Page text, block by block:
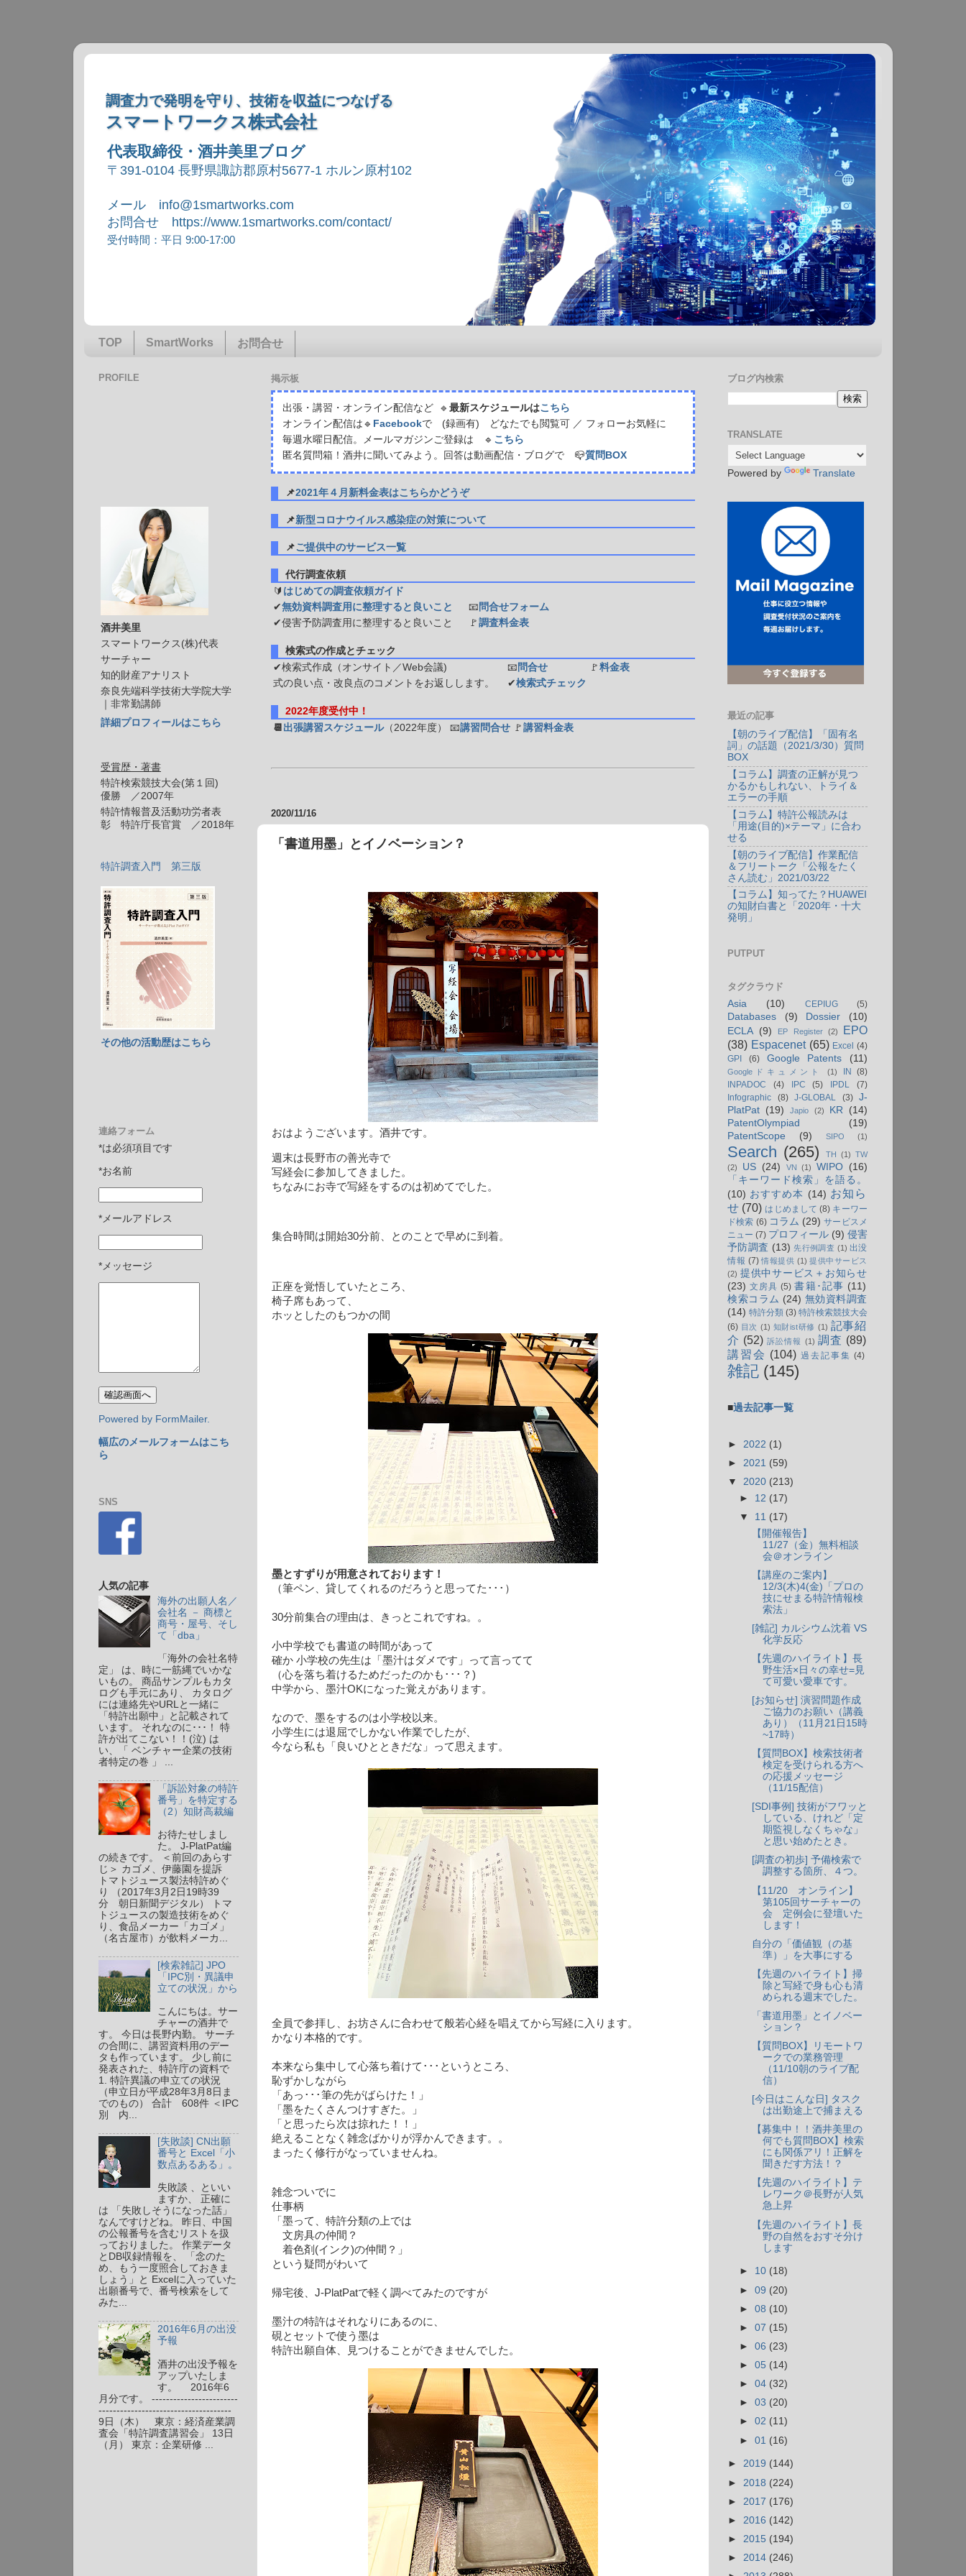
調査力で発明を守り、技術を収益につなげる
スマートワークス株式会社
代表取締役・酒井美里ブログ
〒391-0104 長野県諏訪郡原村5677-1 ホルン原村102
メール info@1smartworks.com
お問合せ https://www.1smartworks.com/contact/
受付時間：平日 9:00-17:00
TOP SmartWorks お問合せ
掲示板
出張・講習・オンライン配信など 🔹 最新スケジュールはこちら
オンライン配信は🔹 Facebookで (録画有) どなたでも閲覧可 ／ フォローお気軽に
毎週水曜日配信。メールマガジンご登録は 🔹 こちら
匿名質問箱！酒井に聞いてみよう。回答は動画配信・ブログで 📪質問BOX
📌2021年４月新料金表はこちらかどうぞ
📌新型コロナウイルス感染症の対策について
📌ご提供中のサービス一覧
代行調査依頼
🔰 はじめての調査依頼ガイド
✔無効資料調査用に整理すると良いこと 📧 問合せフォーム
✔侵害予防調査用に整理すると良いこと
🚩 調査料金表
検索式の作成とチェック
✔検索式作成（オンサイト／Web会議)
📧 問合せ 🚩 料金表
式の良い点・改良点のコメントをお返しします。
✔検索式チェック
2022年度受付中！
📆 出張講習スケジュール（2022年度） 📧講習問合せ 🚩 講習料金表
2020/11/16
「書道用墨」とイノベーション？
おはようございます。酒井です。
週末は長野市の善光寺で
写経会に参加してきました。
ちなみにお寺で写経をするのは初めてでした。
集合時間は開始30分前、とのことで早めに到着。
正座を覚悟していたところ、
椅子席もあって、
ホッとしたのもつかの間
墨とすずりが用意されております！
（筆ペン、貸してくれるのだろうと思ってた･･･）
30分前集合の理由は、きっとこれですね。。
小中学校でも書道の時間があって
確か 小学校の先生は「墨汁はダメです」って言ってて
（心を落ち着けるためだったのかも･･･？)
中学から、墨汁OKになった覚えがあります。
なので、墨をするのは小学校以来。
小学生には退屈でしかない作業でしたが、
今なら私も「良いひとときだな」って思えます。
全員で参拝し、お坊さんに合わせて般若心経を唱えてから写経に入ります。
かなり本格的です。
本来なら集中して心落ち着けて･･･というところ、
恥ずかしながら
「あっ･･･筆の先がばらけた！」
「墨をたくさんつけすぎた。」
「と思ったら次は掠れた！！」
絶えることなく雑念ばかりが浮かんできます。。
まったく修行がなっていませんね。
雑念ついでに
仕事柄
「墨って、特許分類の上では
文房具の仲間？
着色剤(インク)の仲間？」
という疑問がわいて
帰宅後、J-PlatPatで軽く調べてみたのですが
墨汁の特許はそれなりにあるのに、
硯とセットで使う墨は
特許出願自体、見つけることができませんでした。
PROFILE
酒井美里
スマートワークス(株)代表
サーチャー
知的財産アナリスト
奈良先端科学技術大学院大学
｜非常勤講師
詳細プロフィールはこちら
受賞歴・著書
特許検索競技大会(第１回)
優勝 ／2007年
特許情報普及活動功労者表
彰 特許庁長官賞 ／2018年
特許調査入門 第三版
その他の活動歴はこちら
連絡フォーム
*は必須項目です
*お名前
*メールアドレス
*メッセージ
Powered by FormMailer.
幅広のメールフォームはこち
ら
SNS
人気の記事
海外の出願人名／
会社名 － 商標と
商号・屋号、そし
て「dba」
「海外の会社名特
定」 は、時に一筋縄でいかな
いもの。 商品サンプルもカタ
ログも手元にあり、 カタログ
には連絡先やURLと一緒に
「特許出願中」と記載されて
います。 それなのに･･･！ 特
許が出てこない！！(泣) は
い、「 ベンチャー企業の技術
者特定の巻 」 ...
「訴訟対象の特許
番号」を特定する
（2）知財高裁編
お待たせしまし
た。 J-PlatPat編
の続きです。 ＜前回のあらす
じ＞ カゴメ、伊藤園を提訴
トマトジュース製法特許めぐ
り （2017年3月2日19時39
分 朝日新聞デジタル） トマ
トジュースの製造技術をめぐ
り、食品メーカー「カゴメ」
（名古屋市）が飲料メーカ...
[検索雑記] JPO
「IPC別・異議申
立ての状況」から
こんにちは。サー
チャーの酒井で
す。 今日は長野内勤。 サーチ
の合間に、講習資料用のデー
タも作っています。 少し前に
発表された、特許庁の資料で
1. 特許異議の申立ての状況
（申立日が平成28年3月8日ま
でのもの） 合計 608件 ＜IPC
別 内...
[失敗談] CN出願
番号と Excel「小
数点あるある」。
失敗談 、といい
ますか、 正確に
は 「失敗しそうになった話」
なんですけどね。 昨日、中国
の公報番号を含むリストを扱
っておりました。 作業データ
とDB収録情報を、 「念のた
め、もう一度照合しておきま
しょう」と Excelに入っていた
出願番号で、番号検索をして
みた...
2016年6月の出没
予報
酒井の出没予報を
アップいたしま
す。 2016年6
月分です。 ------------------------
-------------------------------------
9日（木） 東京：経済産業調
査会「特許調査講習会」 13日
（月） 東京：企業研修 ...
ブログ内検索
TRANSLATE
Powered by Translate
最近の記事
【朝のライブ配信】「固有名
詞」の話題（2021/3/30）質問
BOX
【コラム】調査の正解が見つ
かるかもしれない、トライ＆
エラーの手順
【コラム】特許公報読みは
「用途(目的)×テーマ」に合わ
せる
【朝のライブ配信】作業配信
＆フリートーク「公報をたく
さん読む」2021/03/22
【コラム】知ってた？HUAWEI
の知財白書と「2020年・十大
発明」
PUTPUT
タグクラウド
Asia
(10) CEPIUG (5)
Databases (9) Dossier
(10)
ECLA (9) EP Register (2)
EPO
(38) Espacenet (65) Excel (4)
GPI
(6) Google Patents (11)
Googleドキュメント (1) IN
(8)
INPADOC
(4) IPC (5) IPDL
(7)
Infographic
(8) J-GLOBAL (3)
J-
PlatPat (19) Japio (2) KR
(14)
PatentOlympiad
(19)
PatentScope
(9) SIPO (1)
Search (265) TH (1) TW
(2)
US (24) VN (1) WIPO (16)
「キーワード検索」を語る。
(10) おすすめ本 (14) お知ら
せ (70) はじめまして (8) キーワー
ド検索 (6) コラム (29) サービスメ
ニュー (7) プロフィール (9) 侵害
予防調査 (13) 先行例調査 (1) 出没
情報 (7) 情報提供 (1) 提供中サービス
(2) 提供中サービス＋お知らせ
(23) 文房具 (5) 書籍･記事 (11)
検索コラム (24) 無効資料調査
(14) 特許分類 (3) 特許検索競技大会
(6) 目次 (1) 知財ist研修 (1) 記事紹
介 (52) 訴訟情報 (1) 調査 (89)
講習会 (104) 過去記事集 (4)
雑記 (145)
■過去記事一覧
► 2022 (1)
► 2021 (59)
▼ 2020 (213)
► 12 (17)
▼ 11 (17)
【開催報告】
11/27（金）無料相談
会＠オンライン
【講座のご案内】
12/3(木)4(金)「プロの
技にせまる特許情報検
索法」
[雑記] カルシウム沈着 VS
化学反応
【先週のハイライト】長
野生活×日々の幸せ=見
て可愛い愛車です。
[お知らせ] 演習問題作成
ご協力のお願い（講義
あり）（11月21日15時
~17時）
【質問BOX】検索技術者
検定を受けられる方へ
の応援メッセージ
（11/15配信）
[SDI事例] 技術がフワッと
している、けれど「定
期監視しなくちゃな」
と思い始めたとき。
[調査の初歩] 予備検索で
調整する箇所、４つ。
【11/20 オンライン】
第105回サーチャーの
会 定例会に登壇いた
します！
自分の「価値観（の基
準）」を大事にする
【先週のハイライト】掃
除と写経で身も心も清
められる週末でした。
「書道用墨」とイノベー
ション？
【質問BOX】リモートワ
ークでの業務管理
（11/10朝のライブ配
信）
[今日はこんな日] タスク
は出勤途上で捕まえる
【募集中！！酒井美里の
何でも質問BOX】検索
にも関係アリ！正解を
聞きだす方法！？
【先週のハイライト】テ
レワーク＠長野が人気
急上昇
【先週のハイライト】長
野の自然をおすそ分け
します
► 10 (18)
►09 (20)
►08 (10)
►07 (15)
►06 (23)
►05 (14)
►04 (32)
►03 (20)
►02 (11)
►01 (16)
► 2019 (144)
► 2018 (224)
► 2017 (176)
► 2016 (142)
► 2015 (194)
► 2014 (246)